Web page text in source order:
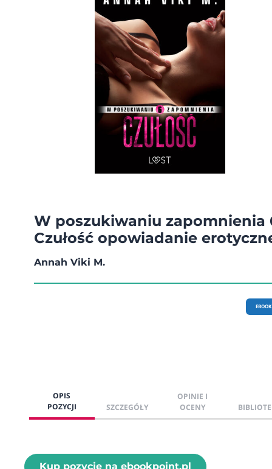
W poszukiwaniu zapomnienia
Czułość opowiadanie
Annah Viki M.
EBOOK
OPIS
POZYCJI
SZCZEGÓŁY
OPINIE I
OCENY
Kup pozycję na ebookpoint.pl